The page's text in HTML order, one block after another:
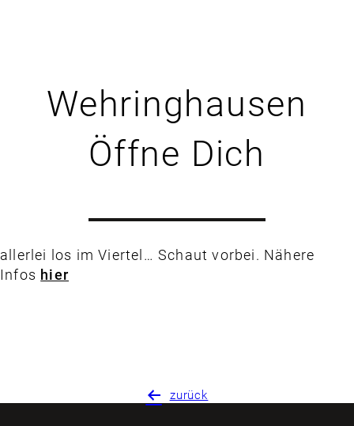
Wehringhausen
Öffne Dich
allerlei los im Viertel… Schaut vorbei. Nähere
Infos hier
zurück